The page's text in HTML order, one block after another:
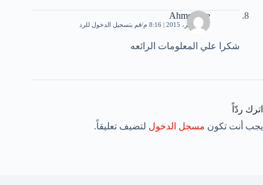
Ahmed joe
28 نوفمبر، 2015 | 8:16 م قم بتسجيل الدخول للرد
شكرا علي المعلومات الرائعه
اترك ردّاً
يجب أنت تكون مسجل الدخول لتضيف تعليقاً.